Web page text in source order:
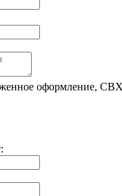
оформление,